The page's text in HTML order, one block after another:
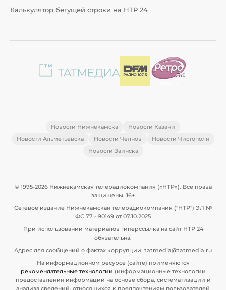
Калькулятор бегущей строки на НТР 24
Новости Нижнекамска
Новости Казани
Новости Альметьевска
Новости Челнов
Новости Чистополя
Новости Заинска
© 1995-2026 Нижнекамская телерадиокомпания («НТР»). Все права
защищены. 16+
Сетевое издание Нижнекамская телерадиокомпания ("НТР") ЭЛ №
ФС 77 - 90149 от 07.10.2025
При использовании материалов гиперссылка на сайт НТР 24
обязательна.
Адрес для сообщений о фактах коррупции: tatmedia@tatmedia.ru
На информационном ресурсе (сайте) применяются
рекомендательные технологии (информационные технологии
предоставления информации на основе сбора, систематизации и